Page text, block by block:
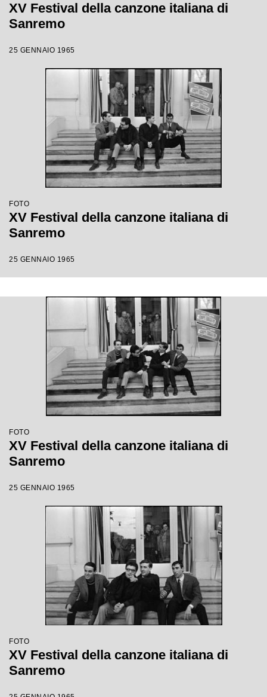
XV Festival della canzone italiana di
Sanremo
25 GENNAIO 1965
FOTO
XV Festival della canzone italiana di
Sanremo
25 GENNAIO 1965
FOTO
XV Festival della canzone italiana di
Sanremo
25 GENNAIO 1965
FOTO
XV Festival della canzone italiana di
Sanremo